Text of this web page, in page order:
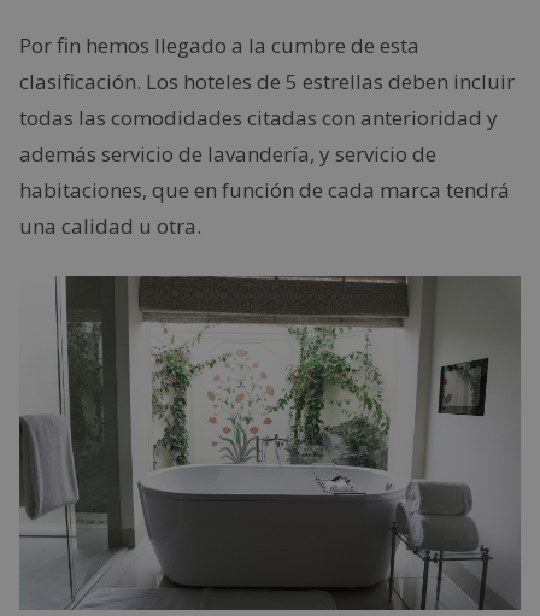
Por fin hemos llegado a la cumbre de esta
clasificación. Los hoteles de 5 estrellas deben incluir
todas las comodidades citadas con anterioridad y
además servicio de lavandería, y servicio de
habitaciones, que en función de cada marca tendrá
una calidad u otra.